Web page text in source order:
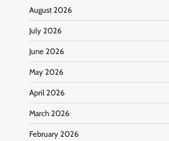
August 2026
July 2026
June 2026
May 2026
April 2026
March 2026
February 2026